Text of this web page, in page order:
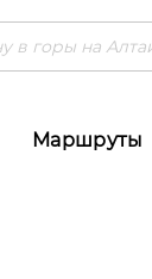
Маршруты